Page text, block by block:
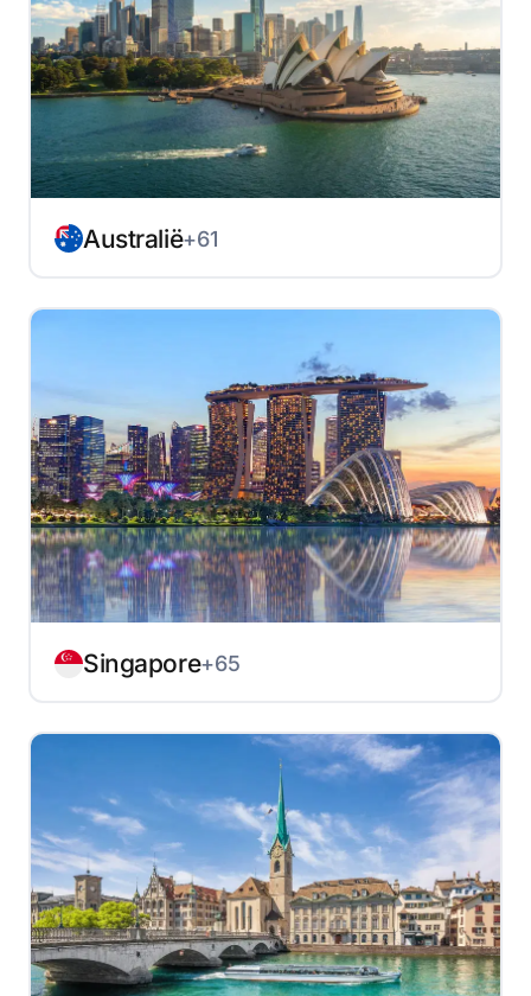
Australië+61
Singapore+65